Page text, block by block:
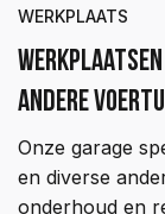
WERKPLAATS
andere
Onze garage
en diverse
onderhoud en